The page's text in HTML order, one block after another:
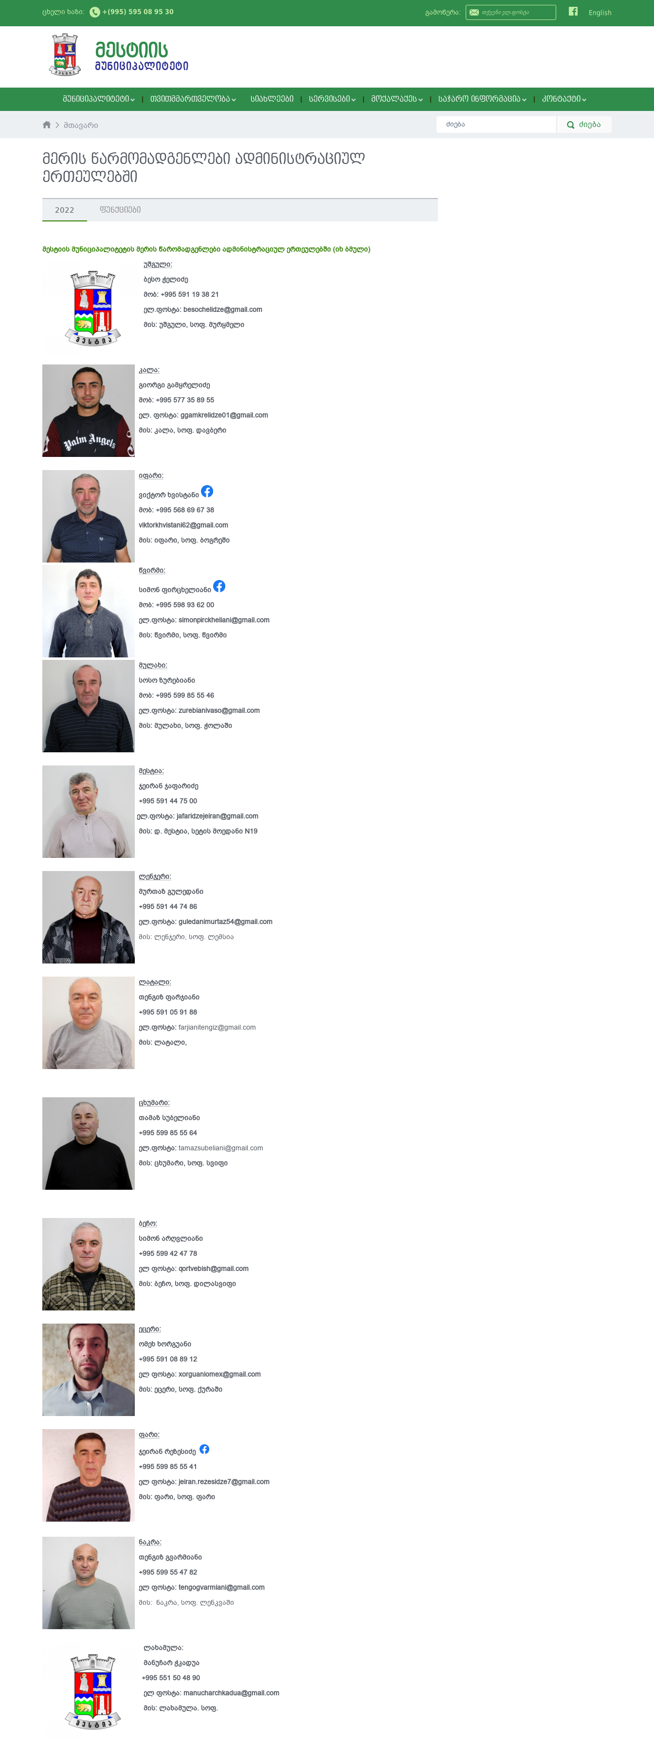
ცხელი ხაზი: +(995) 595 08 95 30 გამოწერა: English
ᲛᲔᲡᲢᲘᲘᲡ
ᲛᲣᲜᲘᲪᲘᲞᲐᲚᲘᲢᲔᲢᲘ
ᲛᲣᲜᲘᲪᲘᲞᲐᲚᲘᲢᲔᲢᲘ ᲗᲕᲘᲗᲛᲛᲐᲠᲗᲕᲔᲚᲝᲑᲐ ᲡᲘᲐᲮᲚᲔᲔᲑᲘ ᲡᲔᲠᲕᲘᲡᲔᲑᲘ ᲛᲝᲥᲐᲚᲐᲥᲔᲡ ᲡᲐᲯᲐᲠᲝ ᲘᲜᲤᲝᲠᲛᲐᲪᲘᲐ ᲙᲝᲜᲢᲐᲥᲢᲘ
მთავარი
მერის წარმომადგენლები ადმინისტრაციულ
ერთეულებში
2022 ფუნქციები
მესტიის მუნიციპალიტეტის მერის წარომადგენლები ადმინისტრაციულ ერთეულებში (იხ ბმული)
უშგული:
ბესო ჭელიძე
მობ: +995 591 19 38 21
ელ.ფოსტა: besochelidze@gmail.com
მის: უშგული, სოფ. მურყმელი
კალა:
გიორგი გამყრელიძე
მობ: +995 577 35 89 55
ელ. ფოსტა: ggamkrelidze01@gmail.com
მის: კალა, სოფ. დავბერი
იფარი:
ვიქტორ ხვისტანი
მობ: +995 568 69 67 38
viktorkhvistani62@gmail.com
მის: იფარი, სოფ. ბოგრეში
წვირმი:
სიმონ ფირცხელიანი
მობ: +995 598 93 62 00
ელ.ფოსტა: simonpirckheliani@gmail.com
მის: წვირმი, სოფ. წვირმი
მულახი:
სოსო ზურებიანი
მობ: +995 599 85 55 46
ელ.ფოსტა: zurebianivaso@gmail.com
მის: მულახი, სოფ. ჭოლაში
მესტია:
ჯეირან ჯაფარიძე
+995 591 44 75 00
ელ.ფოსტა: jafaridzejeiran@gmail.com
მის: დ. მესტია, სეტის მოედანი N19
ლენჯერი:
მურთაზ გულედანი
+995 591 44 74 86
ელ.ფოსტა: guledanimurtaz54@gmail.com
მის: ლენჯერი, სოფ. ლემსია
ლატალი:
თენგიზ ფარჯიანი
+995 591 05 91 88
ელ.ფოსტა: farjianitengiz@gmail.com
მის: ლატალი,
ცხუმარი:
თამაზ სუბელიანი
+995 599 85 55 64
ელ.ფოსტა: tamazsubeliani@gmail.com
მის: ცხუმარი, სოფ. სვიფი
ბეჩო:
სიმონ არღვლიანი
+995 599 42 47 78
ელ ფოსტა: qortvebish@gmail.com
მის: ბეჩო, სოფ. დილასვიფი
ეცერი:
ომეხ ხორგუანი
+995 591 08 89 12
ელ ფოსტა: xorguaniomex@gmail.com
მის: ეცერი, სოფ. ქურაში
ფარი:
ჯეირან რეზესიძე
+995 599 85 55 41
ელ ფოსტა: jeiran.rezesidze7@gmail.com
მის: ფარი, სოფ. ფარი
ნაკრა:
თენგიზ გვარმიანი
+995 599 55 47 82
ელ ფოსტა: tengogvarmiani@gmail.com
მის: ნაკრა, სოფ. ლენკვაში
ლახამულა:
მანუჩარ ჭკადუა
+995 551 50 48 90
ელ ფოსტა: manucharchkadua@gmail.com
მის: ლახამულა. სოფ.
მესტიის მუნიციპალიტეტის საკრებულოს დადგენილება №25,
2017 წლის 22 ნოემბერი